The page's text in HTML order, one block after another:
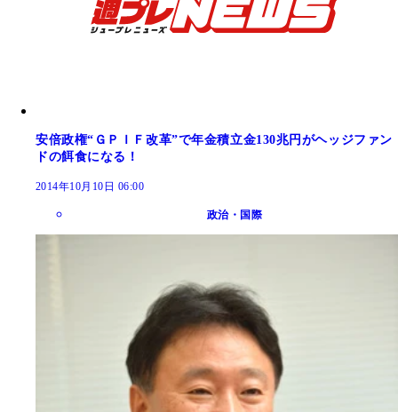
安倍政権“ＧＰＩＦ改革”で年金積立金130兆円がヘッジファン
ドの餌食になる！
2014年10月10日 06:00
政治・国際